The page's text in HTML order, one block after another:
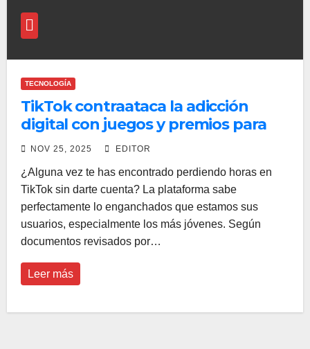
TECNOLOGÍA
TikTok contraataca la adicción
digital con juegos y premios para
usar menos la app
NOV 25, 2025 EDITOR
¿Alguna vez te has encontrado perdiendo horas en
TikTok sin darte cuenta? La plataforma sabe
perfectamente lo enganchados que estamos sus
usuarios, especialmente los más jóvenes. Según
documentos revisados por…
Leer más